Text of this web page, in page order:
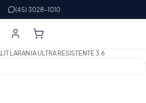
(45) 3028-1010
LARANJA ULTRA RESISTENTE 3.6